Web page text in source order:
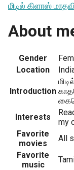
மிடில் கிளாஸ்
About
Gender
Location
Introduction
Interests
my
Favorite
movies
All
Favorite
music